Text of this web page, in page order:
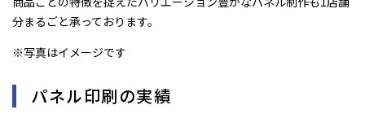
分まるごと承っております。
※写真はイメージです
パネル印刷の実績